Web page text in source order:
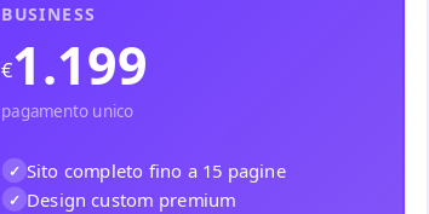
BUSINESS
€1.199
pagamento unico
Sito completo fino a 15 pagine
Design custom premium